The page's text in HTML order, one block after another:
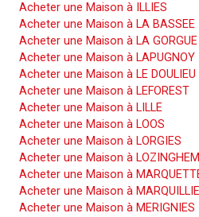
Acheter une Maison à ILLIES
Acheter une Maison à LA BASSEE
Acheter une Maison à LA GORGUE
Acheter une Maison à LAPUGNOY
Acheter une Maison à LE DOULIEU
Acheter une Maison à LEFOREST
Acheter une Maison à LILLE
Acheter une Maison à LOOS
Acheter une Maison à LORGIES
Acheter une Maison à LOZINGHEM
Acheter une Maison à
Acheter une Maison à
Acheter une Maison à MERIGNIES